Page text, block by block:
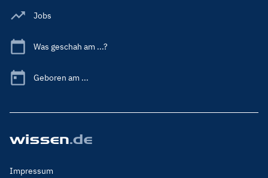
Jobs
Was geschah am ...?
Geboren am ...
Footer
Impressum